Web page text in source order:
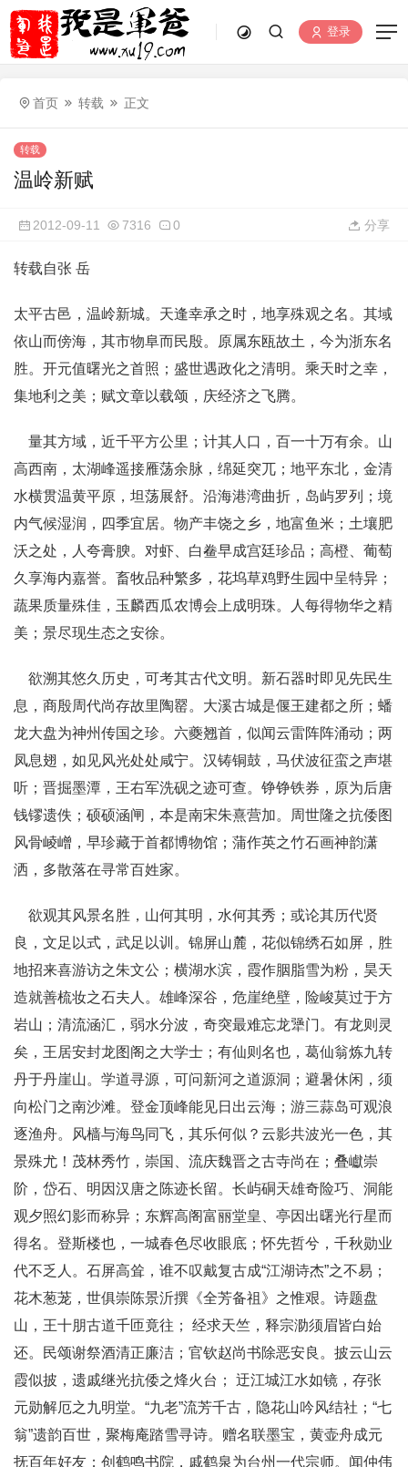
登录
首页 转载 正文
转载
温岭新赋
2012-09-11 7316 0 分享
转载自张 岳
太平古邑，温岭新城。天逢幸承之时，地享殊观之名。其域
依山而傍海，其市物阜而民殷。原属东瓯故土，今为浙东名
胜。开元值曙光之首照；盛世遇政化之清明。乘天时之幸，
集地利之美；赋文章以载颂，庆经济之飞腾。
量其方域，近千平方公里；计其人口，百一十万有余。山
高西南，太湖峰遥接雁荡余脉，绵延突兀；地平东北，金清
水横贯温黄平原，坦荡展舒。沿海港湾曲折，岛屿罗列；境
内气候湿润，四季宜居。物产丰饶之乡，地富鱼米；土壤肥
沃之处，人夸膏腴。对虾、白鲞早成宫廷珍品；高橙、葡萄
久享海内嘉誉。畜牧品种繁多，花坞草鸡野生园中呈特异；
蔬果质量殊佳，玉麟西瓜农博会上成明珠。人每得物华之精
美；景尽现生态之安徐。
欲溯其悠久历史，可考其古代文明。新石器时即见先民生
息，商殷周代尚存故里陶罂。大溪古城是偃王建都之所；蟠
龙大盘为神州传国之珍。六夔翘首，似闻云雷阵阵涌动；两
凤息翅，如见风光处处咸宁。汉铸铜鼓，马伏波征蛮之声堪
听；晋掘墨潭，王右军洗砚之迹可查。铮铮铁券，原为后唐
钱镠遗佚；硕硕涵闸，本是南宋朱熹营加。周世隆之抗倭图
风骨崚嶒，早珍藏于首都博物馆；蒲作英之竹石画神韵潇
洒，多散落在寻常百姓家。
欲观其风景名胜，山何其明，水何其秀；或论其历代贤
良，文足以式，武足以训。锦屏山麓，花似锦绣石如屏，胜
地招来喜游访之朱文公；横湖水滨，霞作胭脂雪为粉，昊天
造就善梳妆之石夫人。雄峰深谷，危崖绝壁，险峻莫过于方
岩山；清流涵汇，弱水分波，奇突最难忘龙犟门。有龙则灵
矣，王居安封龙图阁之大学士；有仙则名也，葛仙翁炼九转
丹于丹崖山。学道寻源，可问新河之道源洞；避暑休闲，须
向松门之南沙滩。登金顶峰能见日出云海；游三蒜岛可观浪
逐渔舟。风樯与海鸟同飞，其乐何似？云影共波光一色，其
景殊尤！茂林秀竹，崇国、流庆魏晋之古寺尚在；叠巘崇
阶，岱石、明因汉唐之陈迹长留。长屿硐天雄奇险巧、洞能
观夕照幻影而称异；东辉高阁富丽堂皇、亭因出曙光行星而
得名。登斯楼也，一城春色尽收眼底；怀先哲兮，千秋勋业
代不乏人。石屏高耸，谁不叹戴复古成“江湖诗杰”之不易；
花木葱茏，世俱崇陈景沂撰《全芳备祖》之惟艰。诗题盘
山，王十朋古道千匝竟往； 经求天竺，释宗泐须眉皆白始
还。民颂谢祭酒清正廉洁；官钦赵尚书除恶安良。披云山云
霞似披，遗戚继光抗倭之烽火台； 迂江城江水如镜，存张
元勋解厄之九明堂。“九老”流芳千古，隐花山吟风结社；“七
翁”遗韵百世，聚梅庵踏雪寻诗。赠名联墨宝，黄壶舟成元
抚百年好友；创鹤鸣书院，戚鹤泉为台州一代宗师。闻仲伟